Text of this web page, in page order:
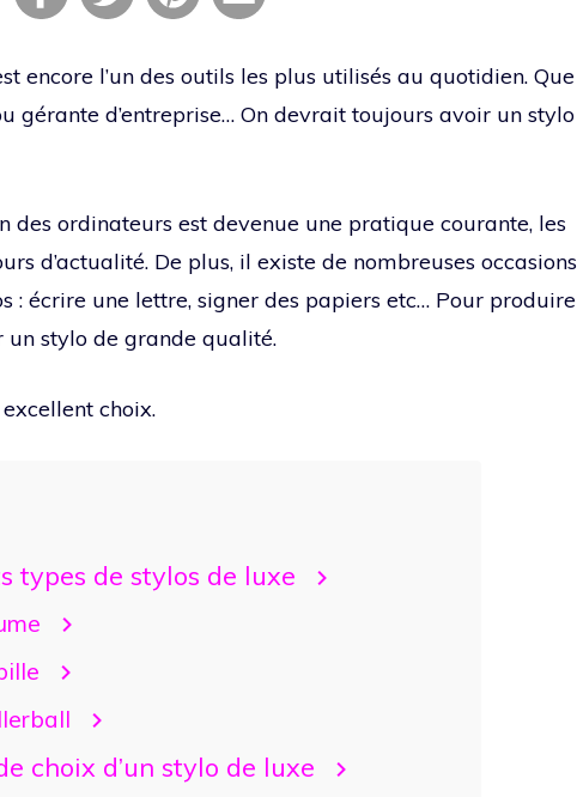
encore l’un des outils les plus utilisés au quotidien. Que
gérante d’entreprise… On devrait toujours avoir un stylo
des ordinateurs est devenue une pratique courante, les
d’actualité. De plus, il existe de nombreuses occasions
: écrire une lettre, signer des papiers etc… Pour produire
stylo de grande qualité.
choix.
types de stylos de luxe
choix d’un stylo de luxe